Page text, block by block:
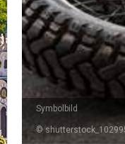
Symbolbild
©